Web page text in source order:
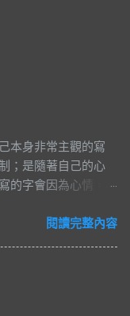
本身非常主觀的寫
；是隨著自己的心
的字會因為心情，
用 Wacom Cintiq
閱讀完整內容